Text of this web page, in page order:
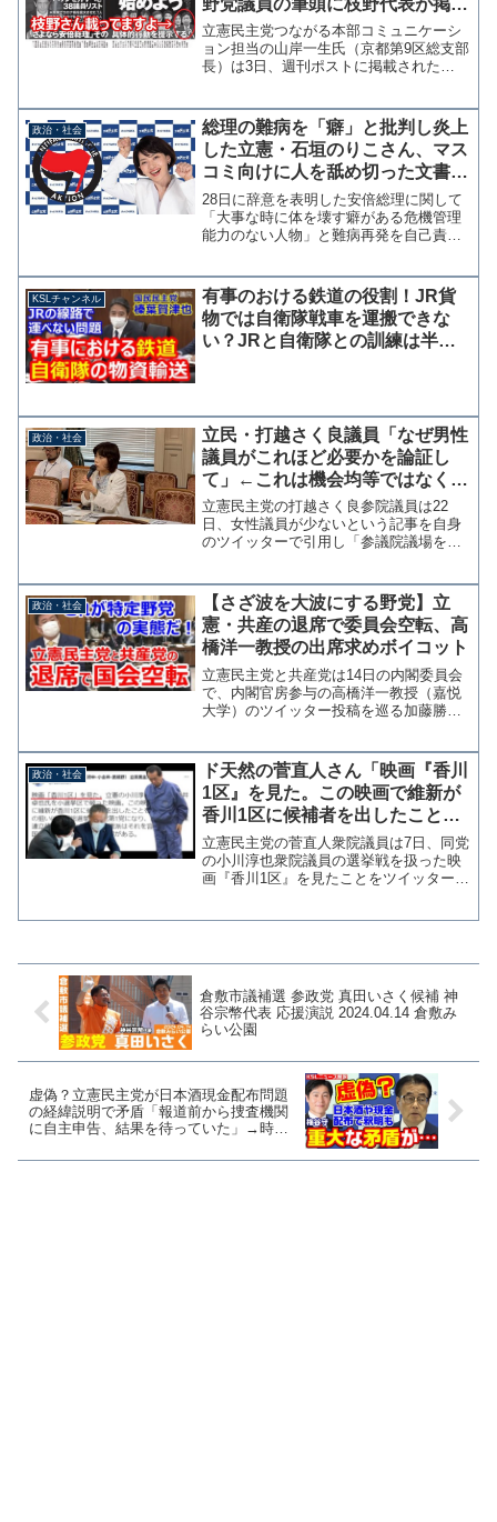
野党議員の筆頭に枝野代表が掲載
された記事
立憲民主党つながる本部コミュニケーシ
ョン担当の山岸一生氏（京都第9区総支部
長）は3日、週刊ポストに掲載された
ト拡散した。しかし、そこにはバッチリ
同党の枝野幸男代表の...
政治・社会
総理の難病を「癖」と批判し炎上
した立憲・石垣のりこさん、マス
コミ向けに人を舐め切った文書を
公開しさらに炎上
28日に辞意を表明した安倍総理に関して
「大事な時に体を壊す癖がある危機管理
能力のない人物」と難病再発を自己責任
取材を申し込むマスコミへの解答文章を
公表した。 問題の投稿...
KSLチャンネル
有事のおける鉄道の役割！JR貨
物では自衛隊戦車を運搬できな
い？JRと自衛隊との訓練は半年
政治・社会
立民・打越さく良議員「なぜ男性
議員がこれほど必要かを論証し
て」←これは機会均等ではなく男
性蔑視では？
立憲民主党の打越さく良参院議員は22
日、女性議員が少ないという記事を自身
のツイッターで引用し「参議院議場を見
ましたが、未だに「なぜ女性議員が必要
か」を説明する必要…脱力...
政治・社会
【さざ波を大波にする野党】立
憲・共産の退席で委員会空転、高
橋洋一教授の出席求めボイコット
立憲民主党と共産党は14日の内閣委員会
で、内閣官房参与の高橋洋一教授（嘉悦
大学）のツイッター投稿を巡る加藤勝信
じられないと途中退席をした。これによ
り立憲民主党の質疑残り...
政治・社会
ド天然の菅直人さん「映画『香川
1区』を見た。この映画で維新が
香川1区に候補者を出したことを
知った」小川淳也の実家凸事件を
蒸し返してしまう
立憲民主党の菅直人衆院議員は7日、同党
の小川淳也衆院議員の選挙戦を扱った映
画『香川1区』を見たことをツイッターで
倉敷市議補選 参政党 真田いさく候補 神
谷宗幣代表 応援演説 2024.04.14 倉敷み
らい公園
虚偽？立憲民主党が日本酒現金配布問題
の経緯説明で矛盾「報道前から捜査機関
に自主申告、結果を待っていた」→時系